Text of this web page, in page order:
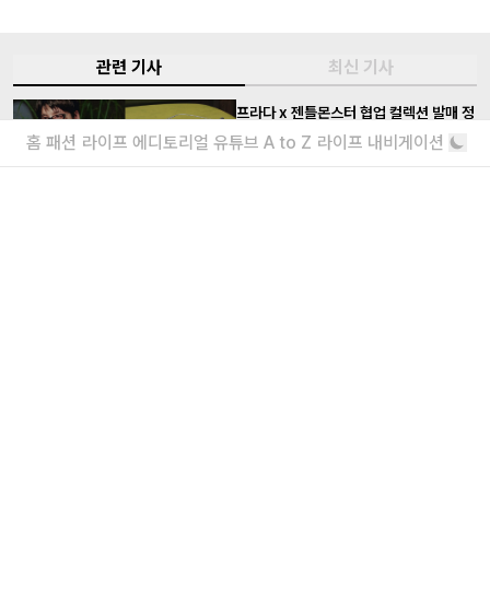
관련 기사 최신 기사
프라다 x 젠틀몬스터 협업 컬렉션 발매 정
보
홈 패션 라이프 에디토리얼 유튜브 A to Z 라이프 내비게이션